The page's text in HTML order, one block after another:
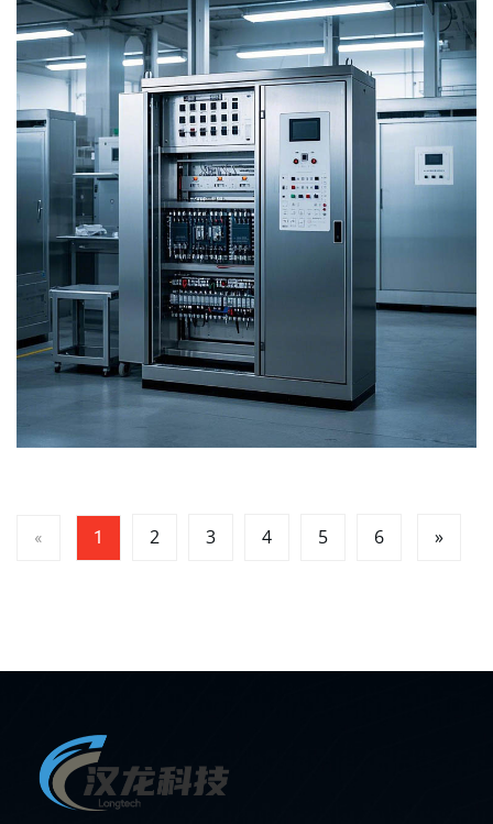
« 1 2 3 4 5 6 »